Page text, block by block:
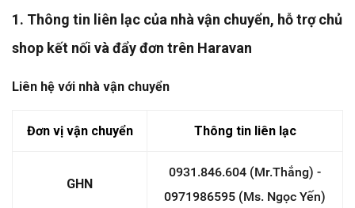
1. Thông tin liên lạc của nhà vận chuyển, hỗ trợ chủ
shop kết nối và đẩy đơn trên Haravan
Liên hệ với nhà vận chuyển
Đơn vị vận chuyển Thông tin liên lạc
GHN
0931.846.604 (Mr.Thắng) -
0971986595 (Ms. Ngọc Yến)